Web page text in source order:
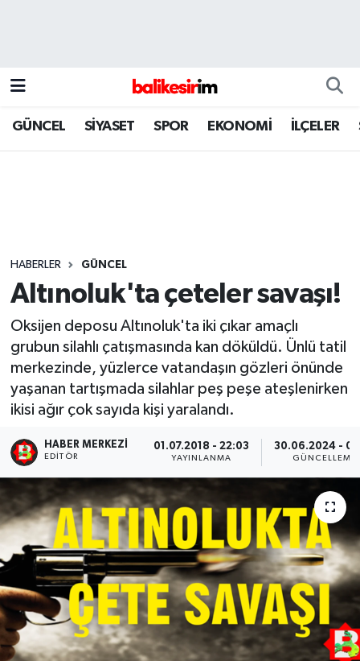
GÜNCEL SİYASET SPOR EKONOMİ İLÇELER
HABERLER GÜNCEL
Altınoluk'ta çeteler savaşı!
Oksijen deposu Altınoluk'ta iki çıkar amaçlı
grubun silahlı çatışmasında kan döküldü. Ünlü tatil
merkezinde, yüzlerce vatandaşın gözleri önünde
yaşanan tartışmada silahlar peş peşe ateşlenirken
ikisi ağır çok sayıda kişi yaralandı.
HABER MERKEZI
EDITÖR
01.07.2018 - 22:03
YAYINLANMA
30.06.2024 -
GÜNCELLEME